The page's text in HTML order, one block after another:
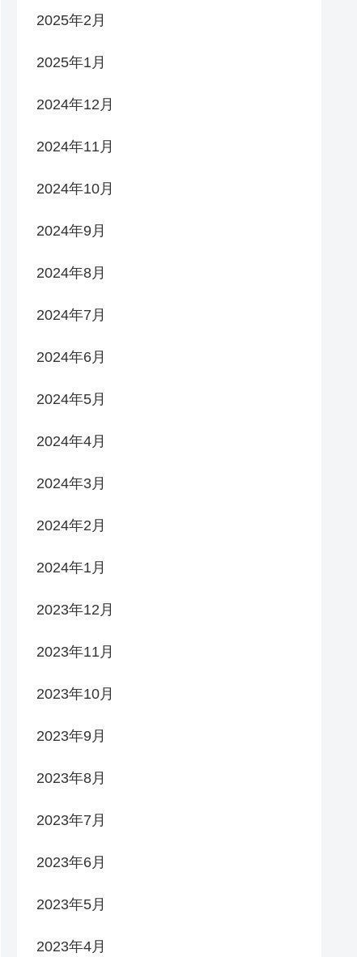
2025年2月
2025年1月
2024年12月
2024年11月
2024年10月
2024年9月
2024年8月
2024年7月
2024年6月
2024年5月
2024年4月
2024年3月
2024年2月
2024年1月
2023年12月
2023年11月
2023年10月
2023年9月
2023年8月
2023年7月
2023年6月
2023年5月
2023年4月